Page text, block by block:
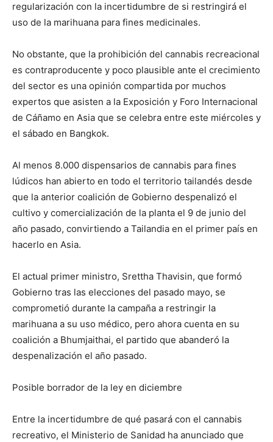
regularización con la incertidumbre de si restringirá el
uso de la marihuana para fines medicinales.
No obstante, que la prohibición del cannabis recreacional
es contraproducente y poco plausible ante el crecimiento
del sector es una opinión compartida por muchos
expertos que asisten a la Exposición y Foro Internacional
de Cáñamo en Asia que se celebra entre este miércoles y
el sábado en Bangkok.
Al menos 8.000 dispensarios de cannabis para fines
lúdicos han abierto en todo el territorio tailandés desde
que la anterior coalición de Gobierno despenalizó el
cultivo y comercialización de la planta el 9 de junio del
año pasado, convirtiendo a Tailandia en el primer país en
hacerlo en Asia.
El actual primer ministro, Srettha Thavisin, que formó
Gobierno tras las elecciones del pasado mayo, se
comprometió durante la campaña a restringir la
marihuana a su uso médico, pero ahora cuenta en su
coalición a Bhumjaithai, el partido que abanderó la
despenalización el año pasado.
Posible borrador de la ley en diciembre
Entre la incertidumbre de qué pasará con el cannabis
recreativo, el Ministerio de Sanidad ha anunciado que